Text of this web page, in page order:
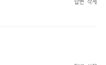
답변 삭제